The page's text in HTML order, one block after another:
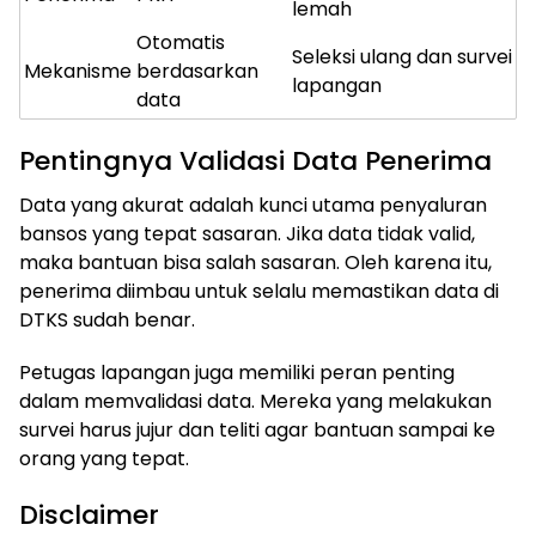
lemah
Mekanisme
Otomatis
berdasarkan
data
Seleksi ulang dan survei
lapangan
Pentingnya Validasi Data Penerima
Data yang akurat adalah kunci utama penyaluran
bansos yang tepat sasaran. Jika data tidak valid,
maka bantuan bisa salah sasaran. Oleh karena itu,
penerima diimbau untuk selalu memastikan data di
DTKS sudah benar.
Petugas lapangan juga memiliki peran penting
dalam memvalidasi data. Mereka yang melakukan
survei harus jujur dan teliti agar bantuan sampai ke
orang yang tepat.
Disclaimer